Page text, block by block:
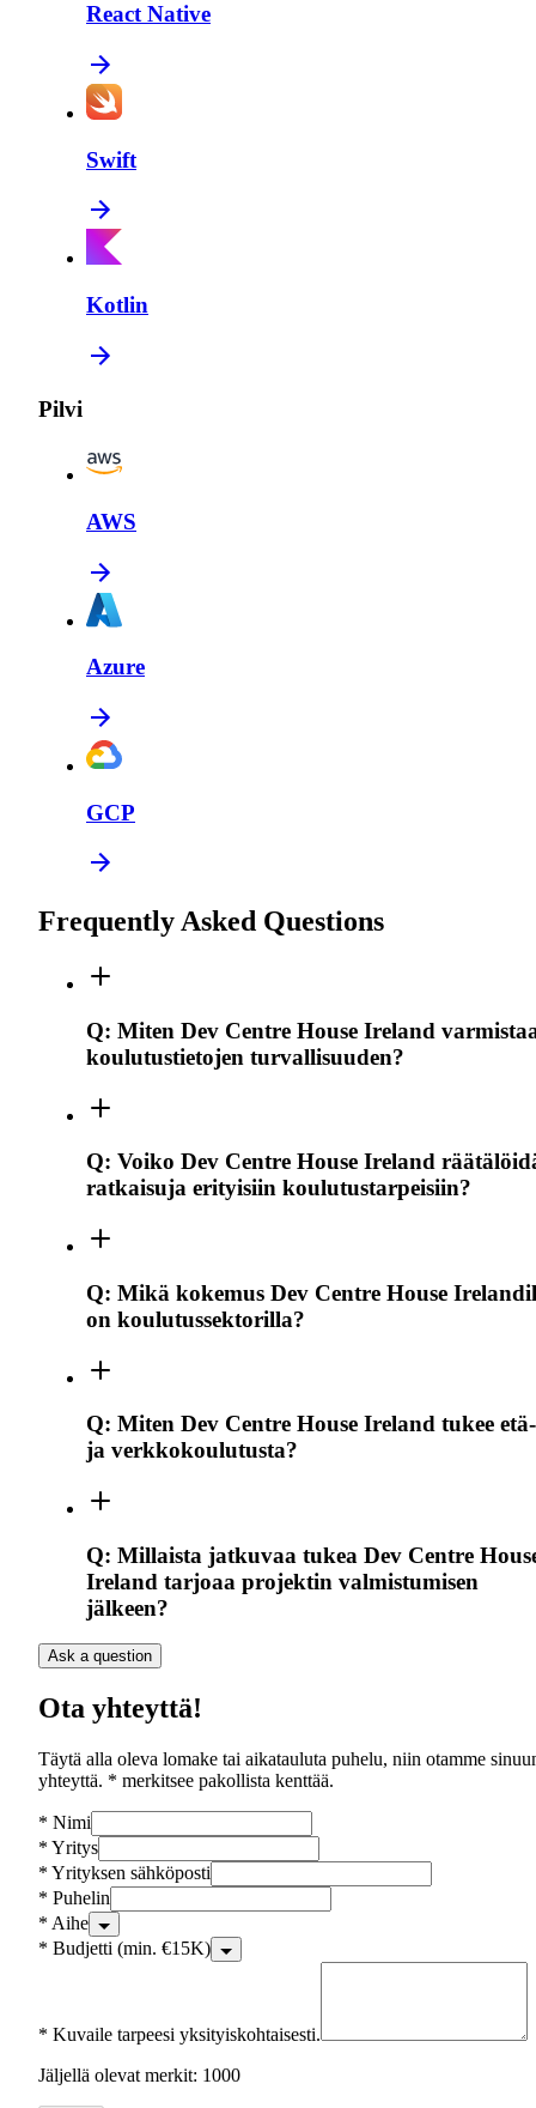
React Native
Swift
Kotlin
Pilvi
AWS
Azure
GCP
Frequently Asked Questions
Q: Miten Dev Centre House Ireland
koulutustietojen turvallisuuden?
Q: Voiko Dev Centre House Ireland
ratkaisuja erityisiin koulutustarpeisiin?
Q: Mikä kokemus Dev Centre House
on koulutussektorilla?
Q: Miten Dev Centre House Ireland tukee etä-
ja verkkokoulutusta?
Q: Millaista jatkuvaa tukea Dev Centre
Ireland tarjoaa projektin valmistumisen
jälkeen?
Ask a question
Ota yhteyttä!
Täytä alla oleva lomake tai aikatauluta puhelu, niin otamme
yhteyttä. * merkitsee pakollista kenttää.
* Nimi
* Yritys
* Yrityksen sähköposti
* Puhelin
* Aihe
* Budjetti (min. €15K)
* Kuvaile tarpeesi yksityiskohtaisesti.
Jäljellä olevat merkit: 1000